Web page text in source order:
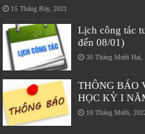
15 Tháng Bảy, 2021
Lịch công tác
đến 08/01)
30 Tháng Mười Hai,
THÔNG BÁO
HỌC KỲ I
18 Tháng Mười,